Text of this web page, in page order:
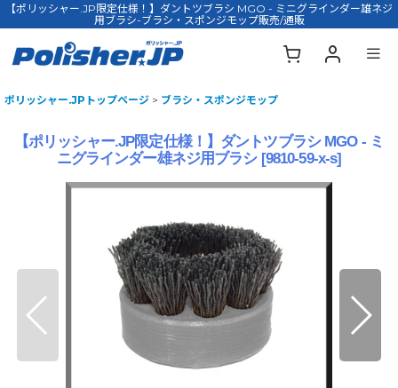
【ポリッシャー.JP限定仕様！】ダントツブラシ MGO - ミニグラインダー雄ネジ
用ブラシ-ブラシ・スポンジモップ販売/通販
ポリッシャー.JPトップページ > ブラシ・スポンジモップ
【ポリッシャー.JP限定仕様！】ダントツブラシ MGO - ミ
ニグラインダー雄ネジ用ブラシ [9810-59-x-s]